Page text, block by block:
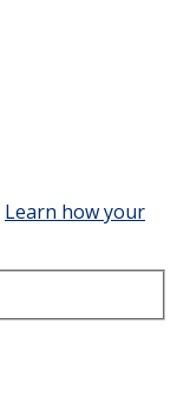
Learn how your